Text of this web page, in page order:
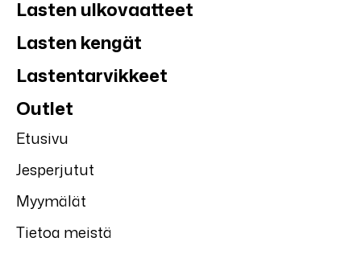
Lasten ulkovaatteet
Lasten kengät
Lastentarvikkeet
Outlet
Etusivu
Jesperjutut
Myymälät
Tietoa meistä